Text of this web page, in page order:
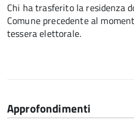
Chi ha trasferito la residenza
Comune precedente al
tessera elettorale.
Approfondimenti